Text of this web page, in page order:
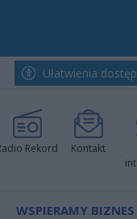
Ułatwienia
Rekord Kontakt
WSPIERAMY BIZNES